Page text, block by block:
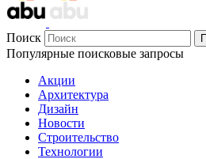
Поиск
Популярные поисковые запросы
Акции
Архитектура
Дизайн
Новости
Строительство
Технологии